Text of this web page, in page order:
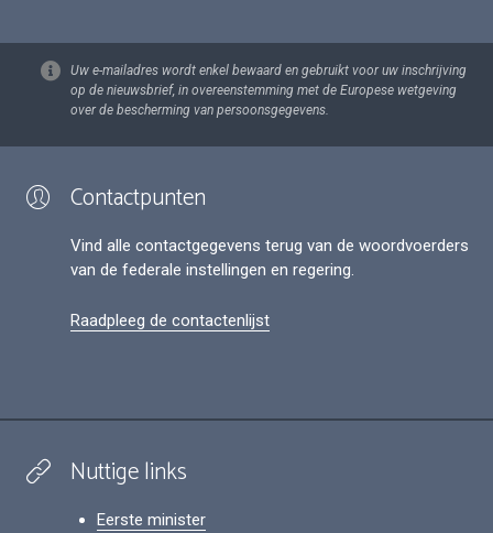
Uw e-mailadres wordt enkel bewaard en gebruikt voor uw inschrijving
op de nieuwsbrief, in overeenstemming met de Europese wetgeving
over de bescherming van persoonsgegevens.
Contactpunten
Vind alle contactgegevens terug van de woordvoerders
van de federale instellingen en regering.
Raadpleeg de contactenlijst
Nuttige links
Eerste minister